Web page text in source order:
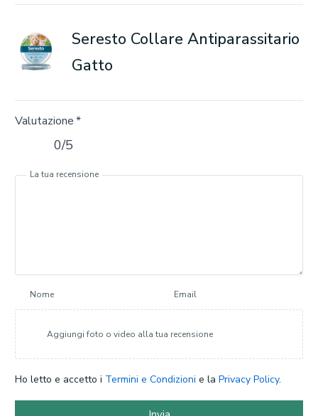
Seresto Collare Antiparassitario
Gatto
Valutazione*
0/5
La tua recensione
Nome Email
Aggiungi foto o video alla tua recensione
Ho letto e accetto i Termini e Condizioni e la Privacy Policy.